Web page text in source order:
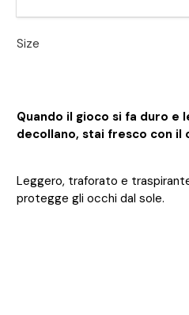
Size
Quando il gioco si fa duro e
decollano, stai fresco con il
Leggero, traforato e
protegge gli occhi dal sole.